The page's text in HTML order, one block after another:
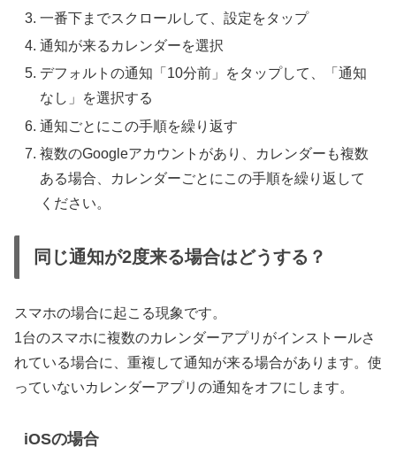
一番下までスクロールして、設定をタップ
通知が来るカレンダーを選択
デフォルトの通知「10分前」をタップして、「通知
なし」を選択する
通知ごとにこの手順を繰り返す
複数のGoogleアカウントがあり、カレンダーも複数
ある場合、カレンダーごとにこの手順を繰り返して
ください。
同じ通知が2度来る場合はどうする？
スマホの場合に起こる現象です。
1台のスマホに複数のカレンダーアプリがインストールさ
れている場合に、重複して通知が来る場合があります。使
っていないカレンダーアプリの通知をオフにします。
iOSの場合